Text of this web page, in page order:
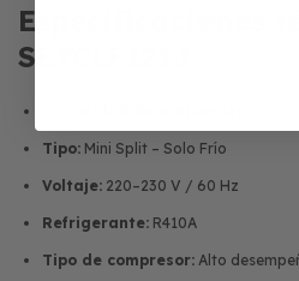
Especificaciones
SETCLF121J
Tipo: Mini Split – Solo Frío
Voltaje: 220–230 V / 60 Hz
Refrigerante: R410A
Tipo de compresor: Alto